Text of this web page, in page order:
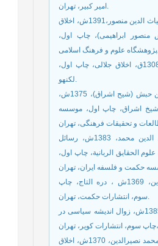
امیر کبیر، تهران.
دشتکی شیرازی، غیاث الدین منصور،1391ش، اخلاق
ابراهیمی)، چاپ اول،
دوانی جلال الدین،1308ق، اخلاق جلالی، چاپ اول،
لکنهو.
سهروردی، یحیی بن حبش (شیح اشراق)، 1375ش،
اشراق‏‏، چاپ اول، موسسه
شهرزوری، شمس الدین محمد، 1383ش، رسائل
الحقايق الربانية، چاپ اول،
شیرازی قطب الدین، 1369ش ، دره التاج، چاپ
سوم، انتشارات حکمت، تهران.
طباطبایی، جواد، 1385ش، زوال اندیشه سیاسی در
طوسی، محمد بن محمد نصیرالدین، 1370ش، اخلاق